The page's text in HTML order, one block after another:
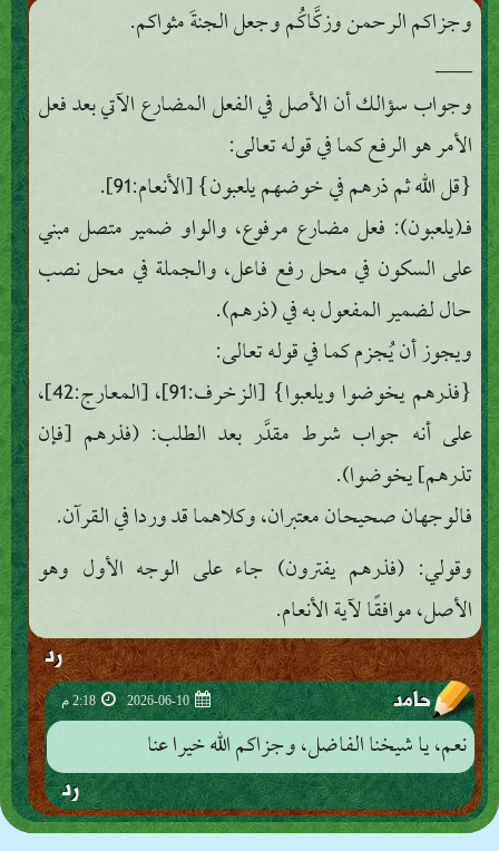
وجزاكم الرحمن وزكَّاكُم وجعل الجنةَ مثواكم.
___
وجواب سؤالك أن الأصل في الفعل المضارع الآتي بعد فعل
الأمر هو الرفع كما في قوله تعالى:
{قل الله ثم ذرهم في خوضهم يلعبون} [الأنعام:91].
فـ(يلعبون): فعل مضارع مرفوع، والواو ضمير متصل مبني
على السكون في محل رفع فاعل، والجملة في محل نصب
حال لضمير المفعول به في (ذرهم).
ويجوز أن يُجزم كما في قوله تعالى:
{فذرهم يخوضوا ويلعبوا} [الزخرف:91]، [المعارج:42]،
على أنه جواب شرط مقدَّر بعد الطلب: (فذرهم [فإن
تذرهم] يخوضوا).
فالوجهان صحيحان معتبران، وكلاهما قد وردا في القرآن.
وقولي: (فذرهم يفترون) جاء على الوجه الأول وهو
الأصل، موافقًا لآية الأنعام.
رد
حامد 2026-06-10 2:18 م
نعم، يا شيخنا الفاضل، وجزاكم الله خيرا عنا
رد